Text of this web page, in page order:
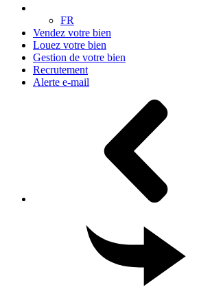
FR
Vendez votre bien
Louez votre bien
Gestion de votre bien
Recrutement
Alerte e-mail